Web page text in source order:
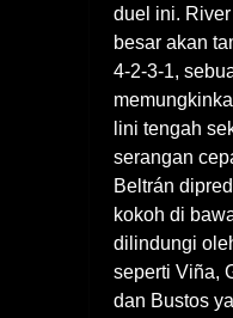
duel ini.
besar akan
4-2-3-1,
lini tengah
serangan
Beltrán
kokoh di
dilindungi
seperti Viña,
dan Bustos